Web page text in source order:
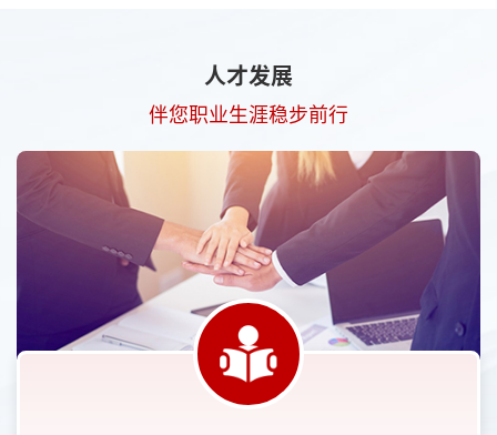
人才发展
伴您职业生涯稳步前行